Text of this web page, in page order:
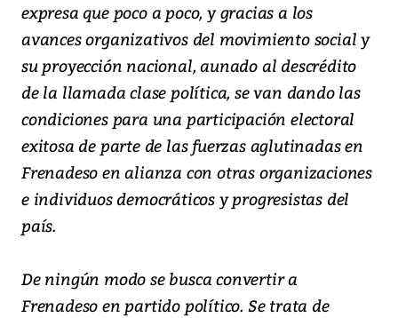
expresa que poco a poco, y gracias a los
avances organizativos del movimiento social y
su proyección nacional, aunado al descrédito
de la llamada clase política, se van dando las
condiciones para una participación electoral
exitosa de parte de las fuerzas aglutinadas en
Frenadeso en alianza con otras organizaciones
e individuos democráticos y progresistas del
país.
De ningún modo se busca convertir a
Frenadeso en partido político. Se trata de